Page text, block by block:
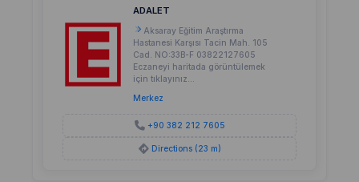
ADALET
Aksaray Eğitim Araştırma
Hastanesi Karşısı Tacin Mah. 105
Cad. NO:33B-F 03822127605
Eczaneyi haritada görüntülemek
için tıklayınız...
Merkez
+90 382 212 7605
Directions (23 m)